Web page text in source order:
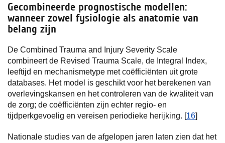
Gecombineerde prognostische modellen:
wanneer zowel fysiologie als anatomie van
belang zijn
De Combined Trauma and Injury Severity Scale
combineert de Revised Trauma Scale, de Integral Index,
leeftijd en mechanismetype met coëfficiënten uit grote
databases. Het model is geschikt voor het berekenen van
overlevingskansen en het controleren van de kwaliteit van
de zorg; de coëfficiënten zijn echter regio- en
tijdperkgevoelig en vereisen periodieke herijking. [16]
Nationale studies van de afgelopen jaren laten zien dat het